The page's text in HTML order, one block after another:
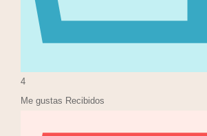
4
Me gustas Recibidos